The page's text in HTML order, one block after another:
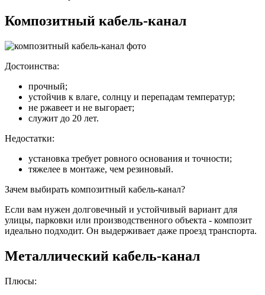
Композитный кабель-канал
Достоинства:
прочный;
устойчив к влаге, солнцу и перепадам температур;
не ржавеет и не выгорает;
служит до 20 лет.
Недостатки:
установка требует ровного основания и точности;
тяжелее в монтаже, чем резиновый.
Зачем выбирать композитный кабель-канал?
Если вам нужен долговечный и устойчивый вариант для
улицы, парковки или производственного объекта - композит
идеально подходит. Он выдерживает даже проезд транспорта.
Металлический кабель-канал
Плюсы: